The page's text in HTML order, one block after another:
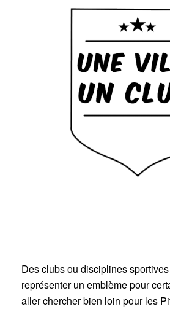
Des clubs ou disciplines
représenter un emblème pour
aller chercher bien loin pour les